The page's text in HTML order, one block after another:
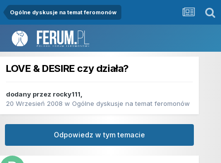
Ogólne dyskusje na temat feromonów
LOVE & DESIRE czy działa?
dodany przez rocky111,
20 Wrzesień 2008 w Ogólne dyskusje na temat feromonów
Odpowiedz w tym temacie